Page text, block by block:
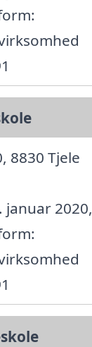
8830 Tjele
januar 2020,